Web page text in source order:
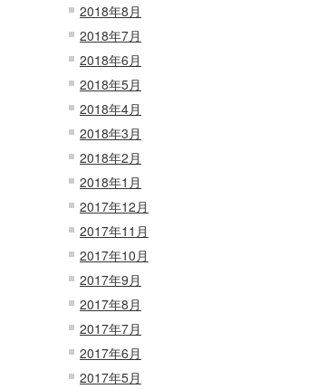
2018年8月
2018年7月
2018年6月
2018年5月
2018年4月
2018年3月
2018年2月
2018年1月
2017年12月
2017年11月
2017年10月
2017年9月
2017年8月
2017年7月
2017年6月
2017年5月